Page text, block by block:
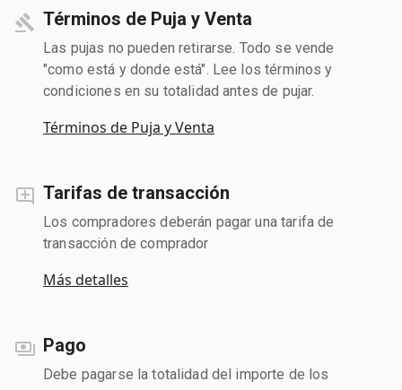
Términos de Puja y Venta
Las pujas no pueden retirarse. Todo se vende
"como está y donde está". Lee los términos y
condiciones en su totalidad antes de pujar.
Términos de Puja y Venta
Tarifas de transacción
Los compradores deberán pagar una tarifa de
transacción de comprador
Más detalles
Pago
Debe pagarse la totalidad del importe de los